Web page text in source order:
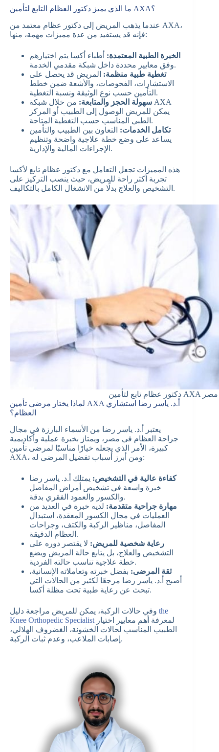
ما الذي يميز دكتور العظام التابع لتأمين AXA؟
عندما يذهب المريض إلى دكتور عظام معتمد من AXA،
فإنه قد يستفيد من عدة مميزات مهمة، منها:
الخبرة الطبية المعتمدة: أطباء أكسا يتم اختيارهم
وفق معايير محددة داخل شبكة مقدمي الخدمة.
تغطية طبية منظمة: المريض قد يحصل على
الاستشارات، الفحوصات، والأشعة ضمن خطط
التأمين حسب نوع الوثيقة ونسبة التغطية.
سهولة الحجز والمتابعة: من خلال شبكة AXA
يمكن للمريض الوصول إلى الطبيب أو المركز
الطبي المناسب حسب التغطية المتاحة.
تكامل الخدمات: التعاون بين الطبيب والتأمين
يساعد على وضع خطة علاجية واضحة وتنظيم
الإجراءات المالية والإدارية.
هذه المميزات تجعل التعامل مع دكتور عظام تابع لأكسا
تجربة أكثر راحة للمريض، حيث ينصب التركيز على
التشخيص والعلاج بدلًا من الانشغال الكامل بالتكاليف.
دكتور عظام تابع لتأمين AXA مصر
لماذا يختار مرضى تأمين AXA أ.د. ياسر رضا استشاري
العظام؟
يعتبر أ.د. ياسر رضا من الأسماء البارزة في مجال
جراحة العظام في مصر، ويمتاز بخبرة عملية وأكاديمية
كبيرة، الأمر الذي يجعله خيارًا مناسبًا لمرضى تأمين
AXA، ومن أبرز أسباب تفضيل المرضى له:
كفاءة عالية في التشخيص: يمتلك أ.د. ياسر رضا
خبرة واسعة في تشخيص أمراض المفاصل
والكسور والعمود الفقري بدقة.
مهارة جراحية متقدمة: لديه خبرة في العديد من
العمليات في مجال الكسور المعقدة، استبدال
المفاصل، مناظير الركبة والكتف، وجراحات
العظام الدقيقة.
رعاية شخصية للمريض: لا يقتصر دوره على
التشخيص والعلاج، بل يتابع حالة المريض ويضع
خطة علاجية تناسب حالته الفردية.
ثقة المرضى: بفضل خبرته وتعاملاته الإنسانية،
أصبح أ.د. ياسر رضا مرجعًا لكثير من الحالات التي
تبحث عن رعاية طبية تحت مظلة أكسا.
the
Knee Orthopedic Specialist
الطبيب المناسب لحالات الخشونة، الغضروف الهلالي،
إصابات الملاعب، وعدم ثبات الركبة.